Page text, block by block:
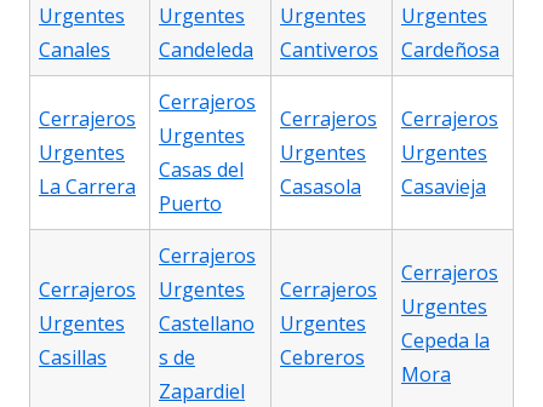
Urgentes
Canales
Urgentes
Candeleda
Urgentes
Cantiveros
Urgentes
Cardeñosa
Cerrajeros
Urgentes
La Carrera
Cerrajeros
Urgentes
Casas del
Puerto
Cerrajeros
Urgentes
Casasola
Cerrajeros
Urgentes
Casavieja
Cerrajeros
Urgentes
Casillas
Cerrajeros
Urgentes
Castellano
s de
Zapardiel
Cerrajeros
Urgentes
Cebreros
Cerrajeros
Urgentes
Cepeda la
Mora